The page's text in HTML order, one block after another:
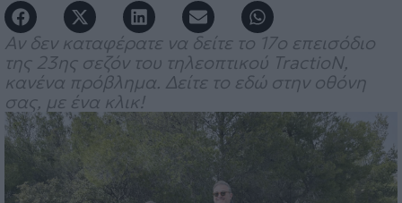
Αν δεν καταφέρατε να δείτε το 17o επεισόδιο
της 23ης σεζόν του τηλεοπτικού TractioN,
κανένα πρόβλημα. Δείτε το εδώ στην οθόνη
σας, με ένα κλικ!